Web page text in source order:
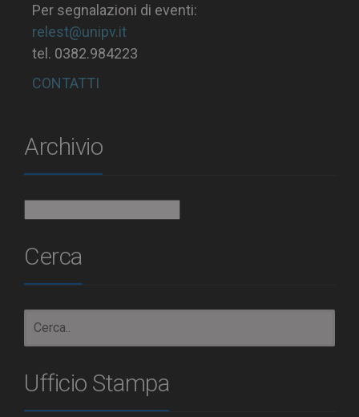
Per segnalazioni di eventi:
relest@unipv.it
tel. 0382.984223
CONTATTI
Archivio
Cerca
Ufficio Stampa